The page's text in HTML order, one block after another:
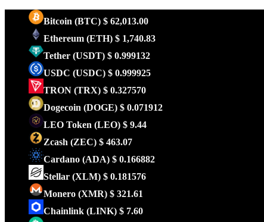
Bitcoin (BTC) $ 62,013.00
Ethereum (ETH) $ 1,740.83
Tether (USDT) $ 0.999132
USDC (USDC) $ 0.999925
TRON (TRX) $ 0.327570
Dogecoin (DOGE) $ 0.071912
LEO Token (LEO) $ 9.44
Zcash (ZEC) $ 463.07
Cardano (ADA) $ 0.166882
Stellar (XLM) $ 0.181576
Monero (XMR) $ 321.61
Chainlink (LINK) $ 7.60